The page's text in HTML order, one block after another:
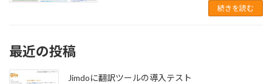
続きを読む
最近の投稿
Jimdoに翻訳ツールの導入テスト